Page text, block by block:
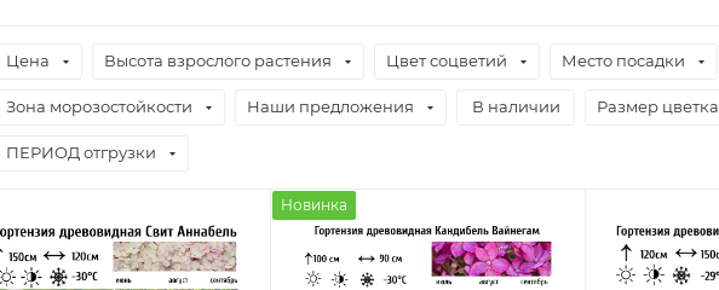
Цена Высота взрослого растения Цвет соцветий Место посадки
Зона морозостойкости Наши предложения В наличии Размер цветка
ПЕРИОД отгрузки
Новинка